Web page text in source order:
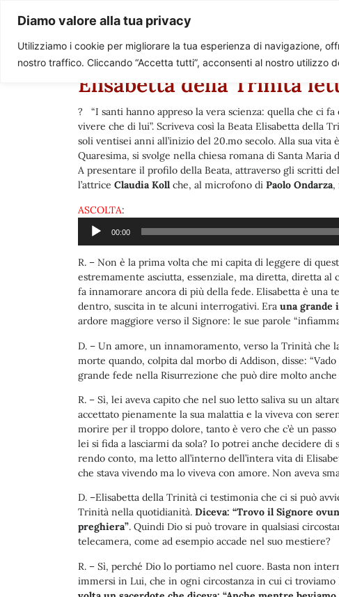
Diamo valore alla tua privacy
Utilizziamo i cookie per migliorare la tua esperienza di navigazione,
nostro traffico. Cliccando “Accetta tutti”, acconsenti al nostro utilizzo
Paolo Ondarza
Elisabetta della Trinità
? “I santi hanno appreso la vera scienza: quella che ci
vivere che di lui”. Scriveva così la Beata Elisabetta della
soli ventisei anni all’inizio del 20.mo secolo. Alla sua
Quaresima, si svolge nella chiesa romana di Santa Maria
A presentare il profilo della Beata, attraverso gli scritti
l’attrice Claudia Koll che, al microfono di Paolo Ondarza,
ASCOLTA:
00:00
R. – Non è la prima volta che mi capita di leggere di
estremamente asciutta, essenziale, ma diretta, diretta
fa innamorare ancora di più della fede. Elisabetta è una
dentro, suscita in te alcuni interrogativi. Era una grande
ardore maggiore verso il Signore: le sue parole
D. – Un amore, un innamoramento, verso la Trinità che
morte quando, colpita dal morbo di Addison, disse:
grande fede nella Risurrezione che può dire molto
R. – Sì, lei aveva capito che nel suo letto saliva su un
accettato pienamente la sua malattia e la viveva con
morire per il troppo dolore, tanto è vero che c’è un
lei si fida a lasciarmi da sola? Io potrei anche decidere di
rendo conto, ma letto all’interno dell’intera vita di
che stava vivendo ma lo viveva con amore. Non aveva
D. –Elisabetta della Trinità ci testimonia che ci si può
Trinità nella quotidianità. Diceva: “Trovo il Signore
preghiera”. Quindi Dio si può trovare in qualsiasi
telecamera, come ad esempio accade nel suo mestiere?
R. – Sì, perché Dio lo portiamo nel cuore. Basta non
immersi in Lui, che in ogni circostanza in cui ci troviamo